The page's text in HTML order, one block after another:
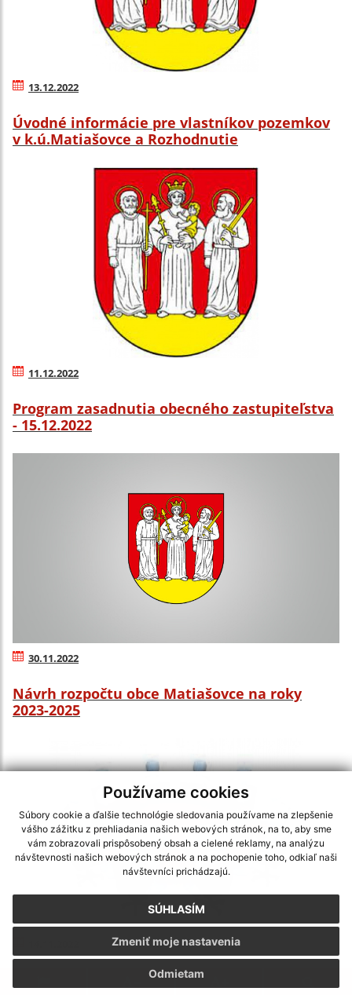
Používame cookies
Súbory cookie a ďalšie technológie sledovania používame na zlepšenie
vášho zážitku z prehliadania našich webových stránok, na to, aby sme
vám zobrazovali prispôsobený obsah a cielené reklamy, na analýzu
návštevnosti našich webových stránok a na pochopenie toho, odkiaľ naši
návštevníci prichádzajú.
SÚHLASÍM
Odmietam
Zmeniť moje nastavenia
13.12.2022
Úvodné informácie pre vlastníkov pozemkov
v k.ú.Matiašovce a Rozhodnutie
11.12.2022
Program zasadnutia obecného zastupiteľstva
- 15.12.2022
30.11.2022
Návrh rozpočtu obce Matiašovce na roky
2023-2025
Program zasadnutia Obecného zastupiteľstva